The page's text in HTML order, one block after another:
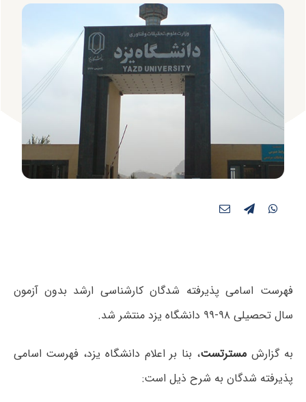
فهرست اسامی پذیرفته شدگان کارشناسی ارشد بدون آزمون
سال تحصیلی ۹۸-۹۹ دانشگاه یزد منتشر شد.
به گزارشمسترتست، بنا بر اعلام دانشگاه یزد، فهرست اسامی
پذیرفته شدگان به شرح ذیل است: